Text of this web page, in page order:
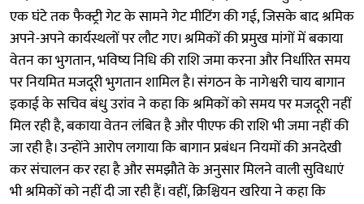
एक घंटे तक फैक्ट्री गेट के सामने गेट मीटिंग की गई, जिसके बाद श्रमिक
अपने-अपने कार्यस्थलों पर लौट गए। श्रमिकों की प्रमुख मांगों में बकाया
वेतन का भुगतान, भविष्य निधि की राशि जमा करना और निर्धारित समय
पर नियमित मजदूरी भुगतान शामिल है। संगठन के नागेश्वरी चाय बागान
इकाई के सचिव बंधु उरांव ने कहा कि श्रमिकों को समय पर मजदूरी नहीं
मिल रही है, बकाया वेतन लंबित है और पीएफ की राशि भी जमा नहीं की
जा रही है। उन्होंने आरोप लगाया कि बागान प्रबंधन नियमों की अनदेखी
कर संचालन कर रहा है और समझौते के अनुसार मिलने वाली सुविधाएं
भी श्रमिकों को नहीं दी जा रही हैं। वहीं, क्रिश्चियन खरिया ने कहा कि